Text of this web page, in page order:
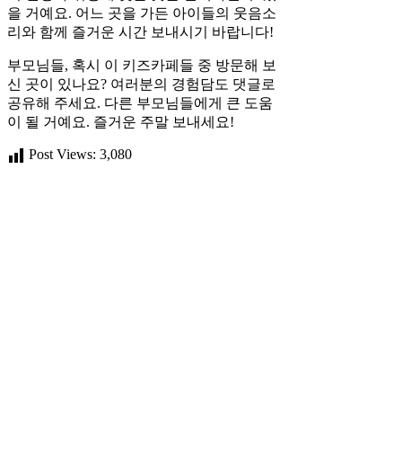
을 거예요. 어느 곳을 가든 아이들의 웃음소
리와 함께 즐거운 시간 보내시기 바랍니다!
부모님들, 혹시 이 키즈카페들 중 방문해 보
신 곳이 있나요? 여러분의 경험담도 댓글로
공유해 주세요. 다른 부모님들에게 큰 도움
이 될 거예요. 즐거운 주말 보내세요!
Post Views: 3,080